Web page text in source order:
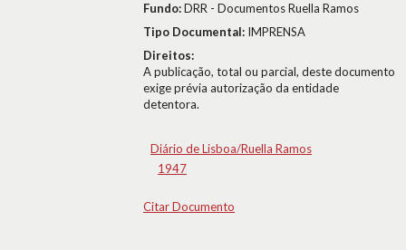
Fundo:DRR - Documentos Ruella Ramos
Tipo Documental: IMPRENSA
Direitos:
A publicação, total ou parcial, deste documento
exige prévia autorização da entidade
detentora.
Diário de Lisboa/Ruella Ramos
1947
Citar Documento